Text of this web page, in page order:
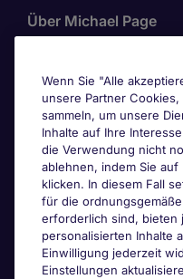
Über Michael Page
Awards &
Wenn Sie "Alle
unsere Partner
sammeln, um unsere
Inhalte auf Ihre
die Verwendung nicht
ablehnen, indem Sie
klicken. In diesem Fall
für die
erforderlich sind, bieten
personalisierten Inhalte
Einwilligung jederzeit
Einstellungen